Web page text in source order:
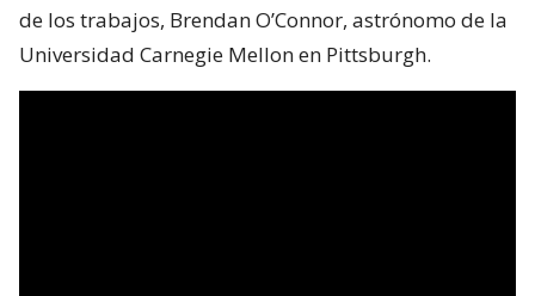
de los trabajos, Brendan O’Connor, astrónomo de la
Universidad Carnegie Mellon en Pittsburgh.